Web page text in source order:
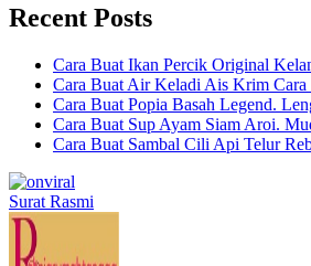
Recent Posts
Cara Buat Ikan Percik Original
Cara Buat Air Keladi Ais Krim Cara
Cara Buat Popia Basah Legend.
Cara Buat Sup Ayam Siam Aroi.
Cara Buat Sambal Cili Api Telur
Surat Rasmi